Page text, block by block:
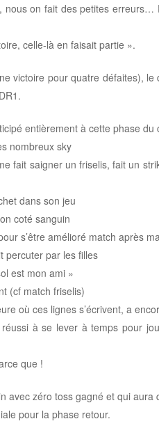
nous on fait des petites erreurs…
celle-là en faisait partie ».
victoire pour quatre défaites),
entièrement à cette phase du
nombreux sky
fait saigner un friselis, fait un
dans son jeu
coté sanguin
s’être amélioré match après
percuter par les filles
est mon ami »
(cf match friselis)
où ces lignes s’écrivent, a
à se lever à temps pour
que !
avec zéro toss gagné et qui aura
pour la phase retour.